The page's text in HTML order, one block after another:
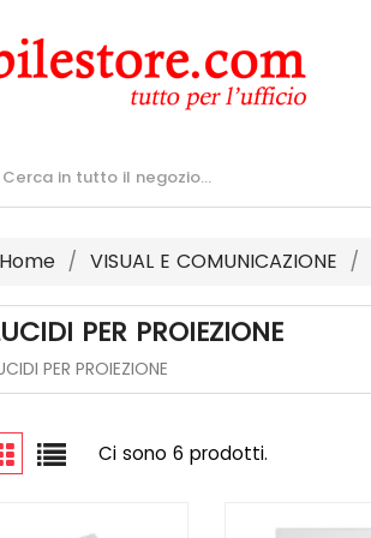
VISUAL E COMUNICAZIONE
PER PROIEZIONE
PER PROIEZIONE
Ci sono 6 prodotti.